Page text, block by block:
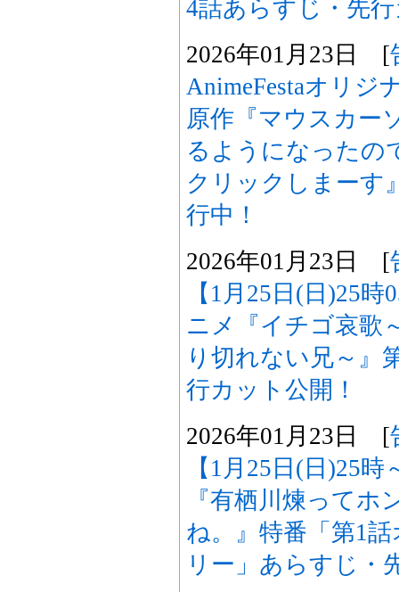
4話あらすじ・先
2026年01月23日 [
AnimeFestaオリジ
原作『マウスカー
るようになったの
クリックしまーす
行中！
2026年01月23日 [
【1月25日(日)25
ニメ『イチゴ哀歌
り切れない兄～
行カット公開！
2026年01月23日 [
【1月25日(日)25
『有栖川煉ってホ
ね。』特番「第1
リー」あらすじ・